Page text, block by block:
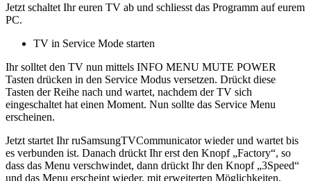
Jetzt schaltet Ihr euren TV ab und schliesst das Programm auf eurem
PC.
TV in Service Mode starten
Ihr solltet den TV nun mittels INFO MENU MUTE POWER
Tasten drücken in den Service Modus versetzen. Drückt diese
Tasten der Reihe nach und wartet, nachdem der TV sich
eingeschaltet hat einen Moment. Nun sollte das Service Menu
erscheinen.
Jetzt startet Ihr ruSamsungTVCommunicator wieder und wartet bis
es verbunden ist. Danach drückt Ihr erst den Knopf „Factory“, so
dass das Menu verschwindet, dann drückt Ihr den Knopf „3Speed“
und das Menu erscheint wieder, mit erweiterten Möglichkeiten.